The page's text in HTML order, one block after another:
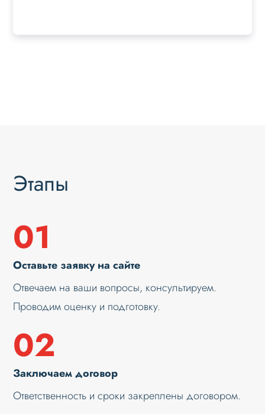
Этапы
01
Оставьте заявку на сайте
Отвечаем на ваши вопросы, консультируем.
Проводим оценку и подготовку.
02
Заключаем договор
Ответственность и сроки закреплены договором.